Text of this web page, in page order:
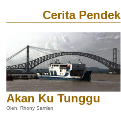
Cerita Pendek
Akan Ku Tunggu
Oleh: Rhony Samlan